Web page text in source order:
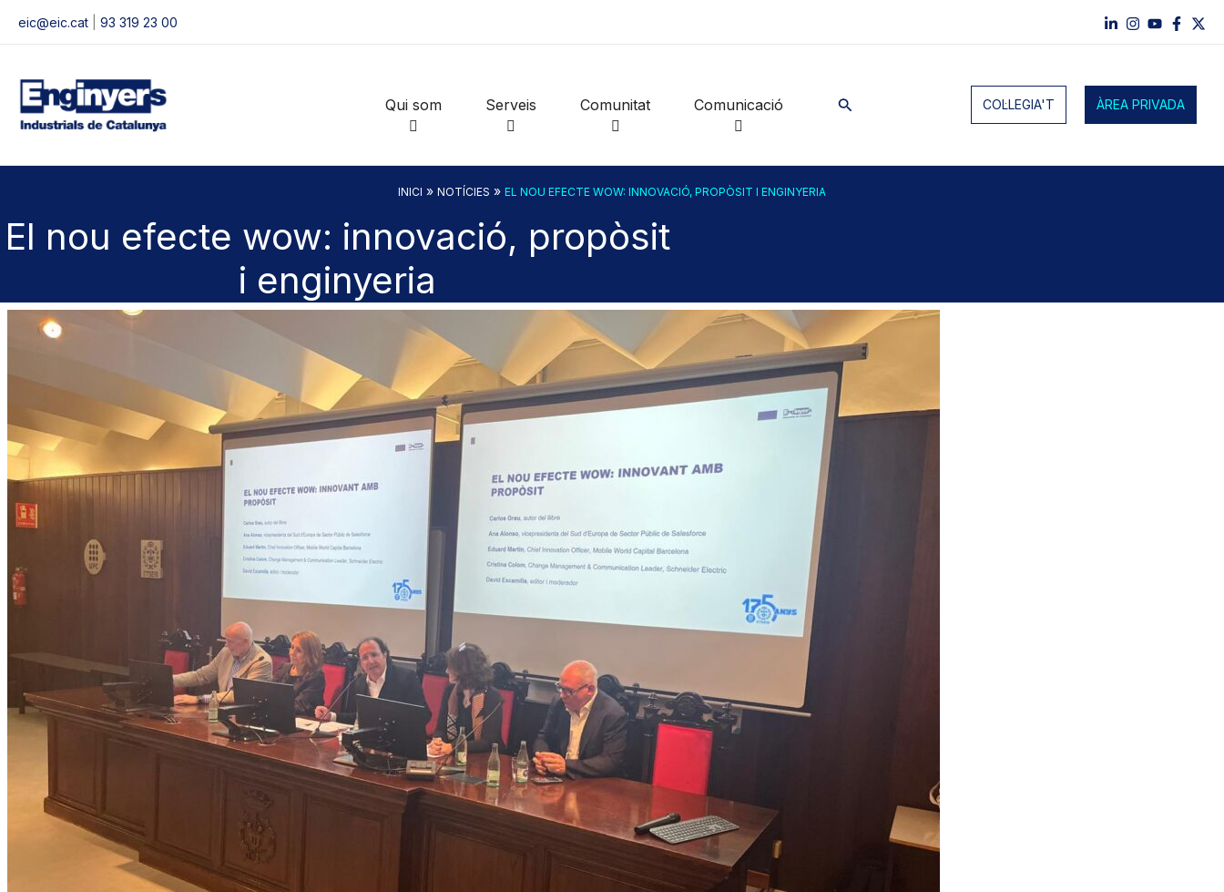
eic@eic.cat 93 319 23 00
Qui som Serveis Comunitat Comunicació Cerca COL·LEGIA'T ÀREA PRIVADA
INICI » NOTÍCIES » EL NOU EFECTE WOW: INNOVACIÓ, PROPÒSIT I ENGINYERIA
El nou efecte wow: innovació, propòsit
i enginyeria